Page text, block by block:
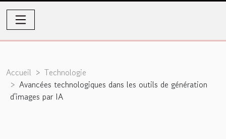
Accueil
Technologie
Avancées technologiques dans les outils de génération
d'images par IA